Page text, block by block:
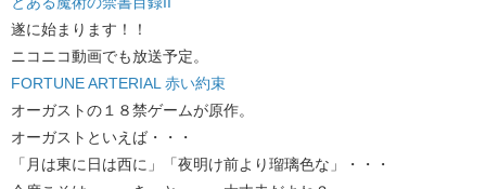
遂に始まります！！
ニコニコ動画でも放送予定。
FORTUNE ARTERIAL 赤い約束
オーガストの１８禁ゲームが原作。
オーガストといえば・・・
「月は東に日は西に」「夜明け前より瑠璃色な」・・・